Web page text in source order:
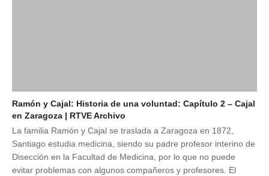
Ramón y Cajal: Historia de una voluntad: Capítulo 2 – Cajal
en Zaragoza | RTVE Archivo
La familia Ramón y Cajal se traslada a Zaragoza en 1872,
Santiago estudia medicina, siendo su padre profesor interino de
Disección en la Facultad de Medicina, por lo que no puede
evitar problemas con algunos compañeros y profesores. El